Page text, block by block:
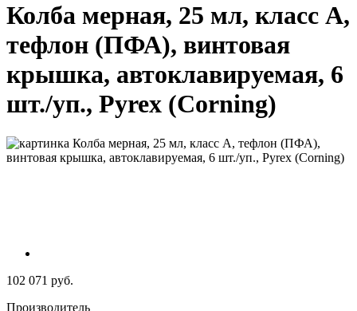
Колба мерная, 25 мл, класс А,
тефлон (ПФА), винтовая
крышка, автоклавируемая, 6
шт./уп., Pyrex (Corning)
102 071 руб.
Производитель